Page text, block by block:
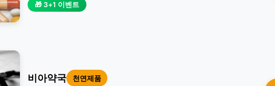
🎁 3+1 이벤트
비아약국 천연제품